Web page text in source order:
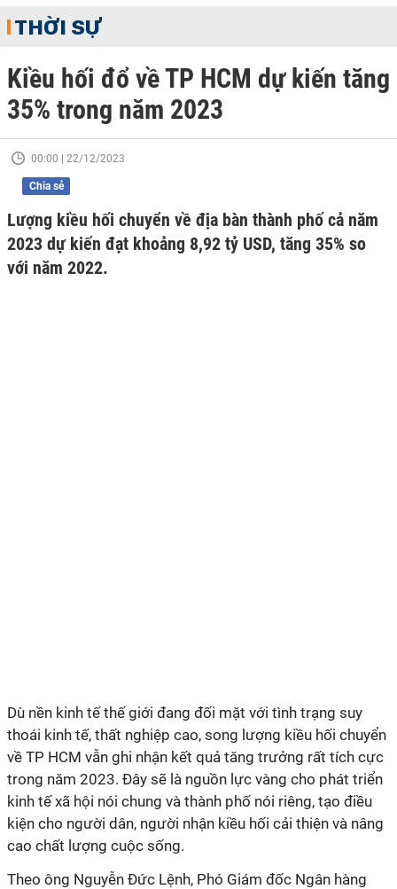
THỜI SỰ
Kiều hối đổ về TP HCM dự kiến tăng
35% trong năm 2023
00:00 | 22/12/2023
Chia sẻ
Lượng kiều hối chuyển về địa bàn thành phố cả năm
2023 dự kiến đạt khoảng 8,92 tỷ USD, tăng 35% so
với năm 2022.
Dù nền kinh tế thế giới đang đối mặt với tình trạng suy
thoái kinh tế, thất nghiệp cao, song lượng kiều hối chuyển
về TP HCM vẫn ghi nhận kết quả tăng trưởng rất tích cực
trong năm 2023. Đây sẽ là nguồn lực vàng cho phát triển
kinh tế xã hội nói chung và thành phố nói riêng, tạo điều
kiện cho người dân, người nhận kiều hối cải thiện và nâng
cao chất lượng cuộc sống.
Theo ông Nguyễn Đức Lệnh, Phó Giám đốc Ngân hàng